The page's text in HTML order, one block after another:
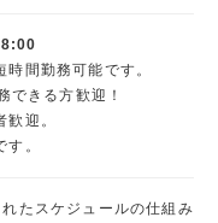
間勤務可能です。
できる方歓迎！
迎。
。
たスケジュールの仕組み